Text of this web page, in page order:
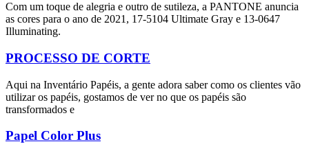
Com um toque de alegria e outro de sutileza, a PANTONE anuncia
as cores para o ano de 2021, 17-5104 Ultimate Gray e 13-0647
Illuminating.
PROCESSO DE CORTE
Aqui na Inventário Papéis, a gente adora saber como os clientes vão
utilizar os papéis, gostamos de ver no que os papéis são
transformados e
Papel Color Plus